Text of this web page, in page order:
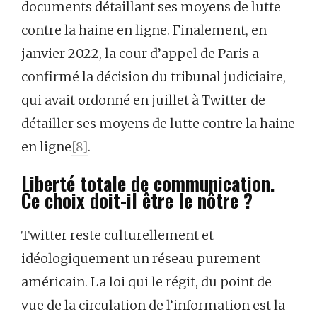
documents détaillant ses moyens de lutte
contre la haine en ligne. Finalement, en
janvier 2022, la cour d’appel de Paris a
confirmé la décision du tribunal judiciaire,
qui avait ordonné en juillet à Twitter de
détailler ses moyens de lutte contre la haine
en ligne[8].
Liberté totale de communication.
Ce choix doit-il être le nôtre ?
Twitter reste culturellement et
idéologiquement un réseau purement
américain. La loi qui le régit, du point de
vue de la circulation de l’information est la